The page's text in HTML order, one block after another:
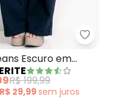
Calça Jeans Wide Leg
Escuro em
Elastano
R$ 199,99
R$ 29,99semjuros